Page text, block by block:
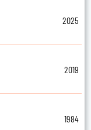
2025
2019
1984